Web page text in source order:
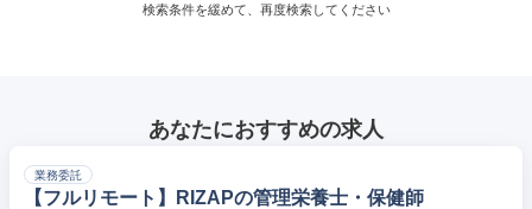
検索条件を緩めて、再度検索してください
あなたにおすすめの求人
業務委託
【フルリモート】RIZAPの管理栄養士・保健師